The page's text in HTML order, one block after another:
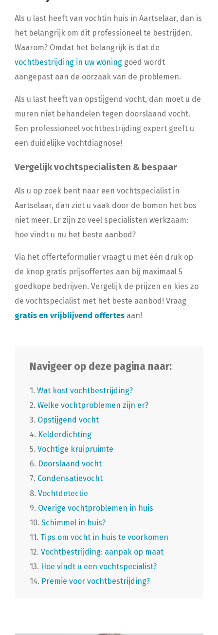
Als u last heeft van vochtin huis in Aartselaar, dan is
het belangrijk om dit professioneel te bestrijden.
Waarom? Omdat het belangrijk is dat de
vochtbestrijding in uw woning goed wordt
aangepast aan de oorzaak van de problemen.
Als u last heeft van opstijgend vocht, dan moet u de
muren niet behandelen tegen doorslaand vocht.
Een professioneel vochtbestrijding expert geeft u
een duidelijke vochtdiagnose!
Vergelijk vochtspecialisten & bespaar
Als u op zoek bent naar een vochtspecialist in
Aartselaar, dan ziet u vaak door de bomen het bos
niet meer. Er zijn zo veel specialisten werkzaam:
hoe vindt u nu het beste aanbod?
Via het offerteformulier vraagt u met één druk op
de knop gratis prijsoffertes aan bij maximaal 5
goedkope bedrijven. Vergelijk de prijzen en kies zo
de vochtspecialist met het beste aanbod! Vraag
gratis en vrijblijvend offertes aan!
Navigeer op deze pagina naar:
1. Wat kost vochtbestrijding?
2. Welke vochtproblemen zijn er?
3. Opstijgend vocht
4. Kelderdichting
5. Vochtige kruipruimte
6. Doorslaand vocht
7. Condensatievocht
8. Vochtdetectie
9. Overige vochtproblemen in huis
10. Schimmel in huis?
11. Tips om vocht in huis te voorkomen
12. Vochtbestrijding: aanpak op maat
13. Hoe vindt u een vochtspecialist?
14. Premie voor vochtbestrijding?